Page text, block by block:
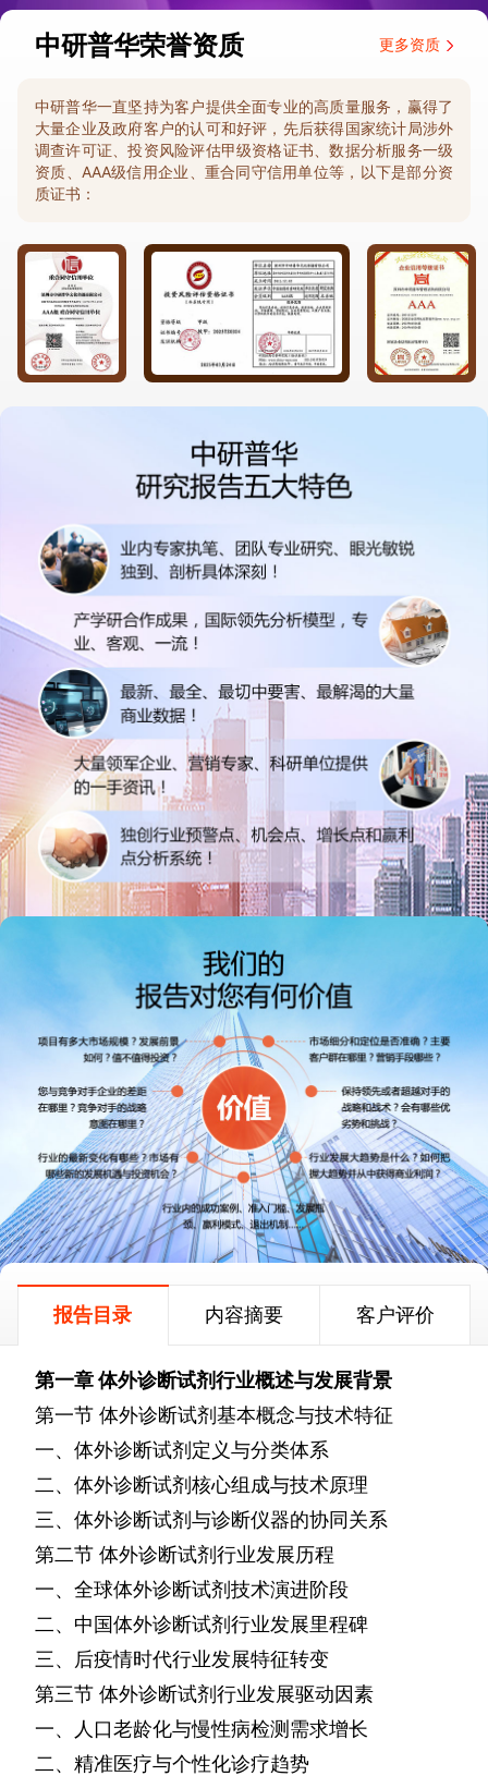
中研普华荣誉资质 更多资质
中研普华一直坚持为客户提供全面专业的高质量服务，赢得了
大量企业及政府客户的认可和好评，先后获得国家统计局涉外
调查许可证、投资风险评估甲级资格证书、数据分析服务一级
资质、AAA级信用企业、重合同守信用单位等，以下是部分资
质证书：
报告目录 内容摘要 客户评价
第一章体外诊断试剂行业概述与发展背景
第一节 体外诊断试剂基本概念与技术特征
一、体外诊断试剂定义与分类体系
二、体外诊断试剂核心组成与技术原理
三、体外诊断试剂与诊断仪器的协同关系
第二节 体外诊断试剂行业发展历程
一、全球体外诊断试剂技术演进阶段
二、中国体外诊断试剂行业发展里程碑
三、后疫情时代行业发展特征转变
第三节 体外诊断试剂行业发展驱动因素
一、人口老龄化与慢性病检测需求增长
二、精准医疗与个性化诊疗趋势